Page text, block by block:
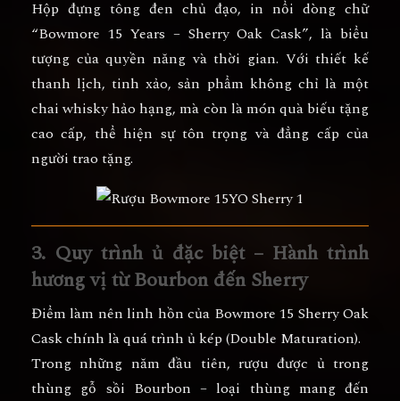
Hộp đựng tông đen chủ đạo, in nổi dòng chữ
“Bowmore 15 Years – Sherry Oak Cask”, là biểu
tượng của quyền năng và thời gian. Với thiết kế
thanh lịch, tinh xảo, sản phẩm không chỉ là một
chai whisky hảo hạng, mà còn làmón quà biếu tặng
cao cấp, thể hiện sự tôn trọng và đẳng cấp của
người trao tặng.
3. Quy trình ủ đặc biệt – Hành trình
hương vị từ Bourbon đến Sherry
Điểm làm nên linh hồn của Bowmore 15 Sherry Oak
Caskchính làquá trình ủ kép (Double Maturation).
Trong những năm đầu tiên, rượu được ủ trong
thùng gỗ sồi Bourbon – loại thùng mang đến